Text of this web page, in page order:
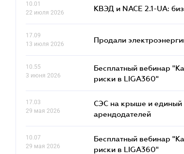
10.01
22 июля 2026
КВЭД и NACE 2.1-UA:
17.09
13 июля 2026
Продали
10.55
3 июня 2026
Бесплатный вебинар
риски в LIGA360"
17.03
29 мая 2026
СЭС на крыше и единый
арендодателей
10.07
29 мая 2026
Бесплатный вебинар
риски в LIGA360"